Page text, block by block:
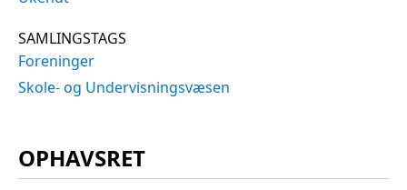
SAMLINGSTAGS
Foreninger
Skole- og Undervisningsvæsen
OPHAVSRET